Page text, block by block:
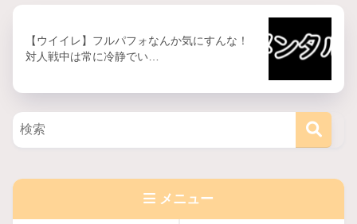
【ウイイレ】フルパフォなんか気にすんな！
対人戦中は常に冷静でい…
メニュー